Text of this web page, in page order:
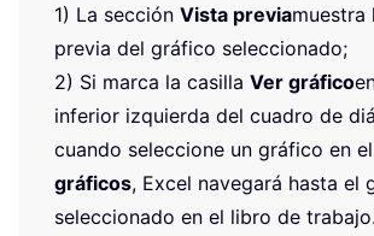
1) La sección Vista previamuestra
previa del gráfico seleccionado;
2) Si marca la casilla Ver gráfico
inferior izquierda del cuadro de
cuando seleccione un gráfico en el
gráficos, Excel navegará hasta el
seleccionado en el libro de trabajo.